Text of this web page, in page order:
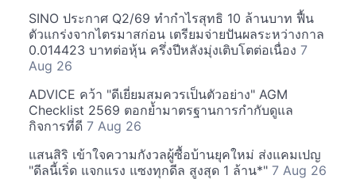
SINO ประกาศ Q2/69 ทำกำไรสุทธิ 10 ล้านบาท ฟื้น
ตัวแกร่งจากไตรมาสก่อน เตรียมจ่ายปันผลระหว่างกาล
0.014423 บาทต่อหุ้น ครึ่งปีหลังมุ่งเติบโตต่อเนื่อง 7
Aug 26
ADVICE คว้า "ดีเยี่ยมสมควรเป็นตัวอย่าง" AGM
Checklist 2569 ตอกย้ำมาตรฐานการกำกับดูแล
กิจการที่ดี 7 Aug 26
แสนสิริ เข้าใจความกังวลผู้ซื้อบ้านยุคใหม่ ส่งแคมเปญ
"ดีลนี้เริ่ด แจกแรง แซงทุกดีล สูงสุด 1 ล้าน*" 7 Aug 26